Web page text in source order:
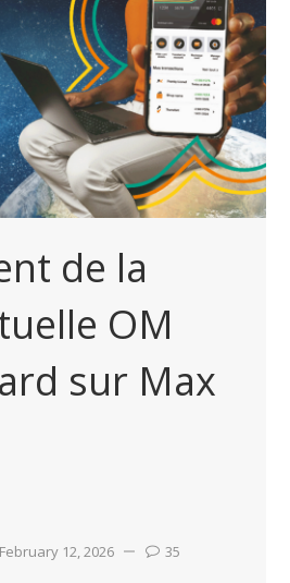
de la
OM
sur Max
February 12, 2026 35